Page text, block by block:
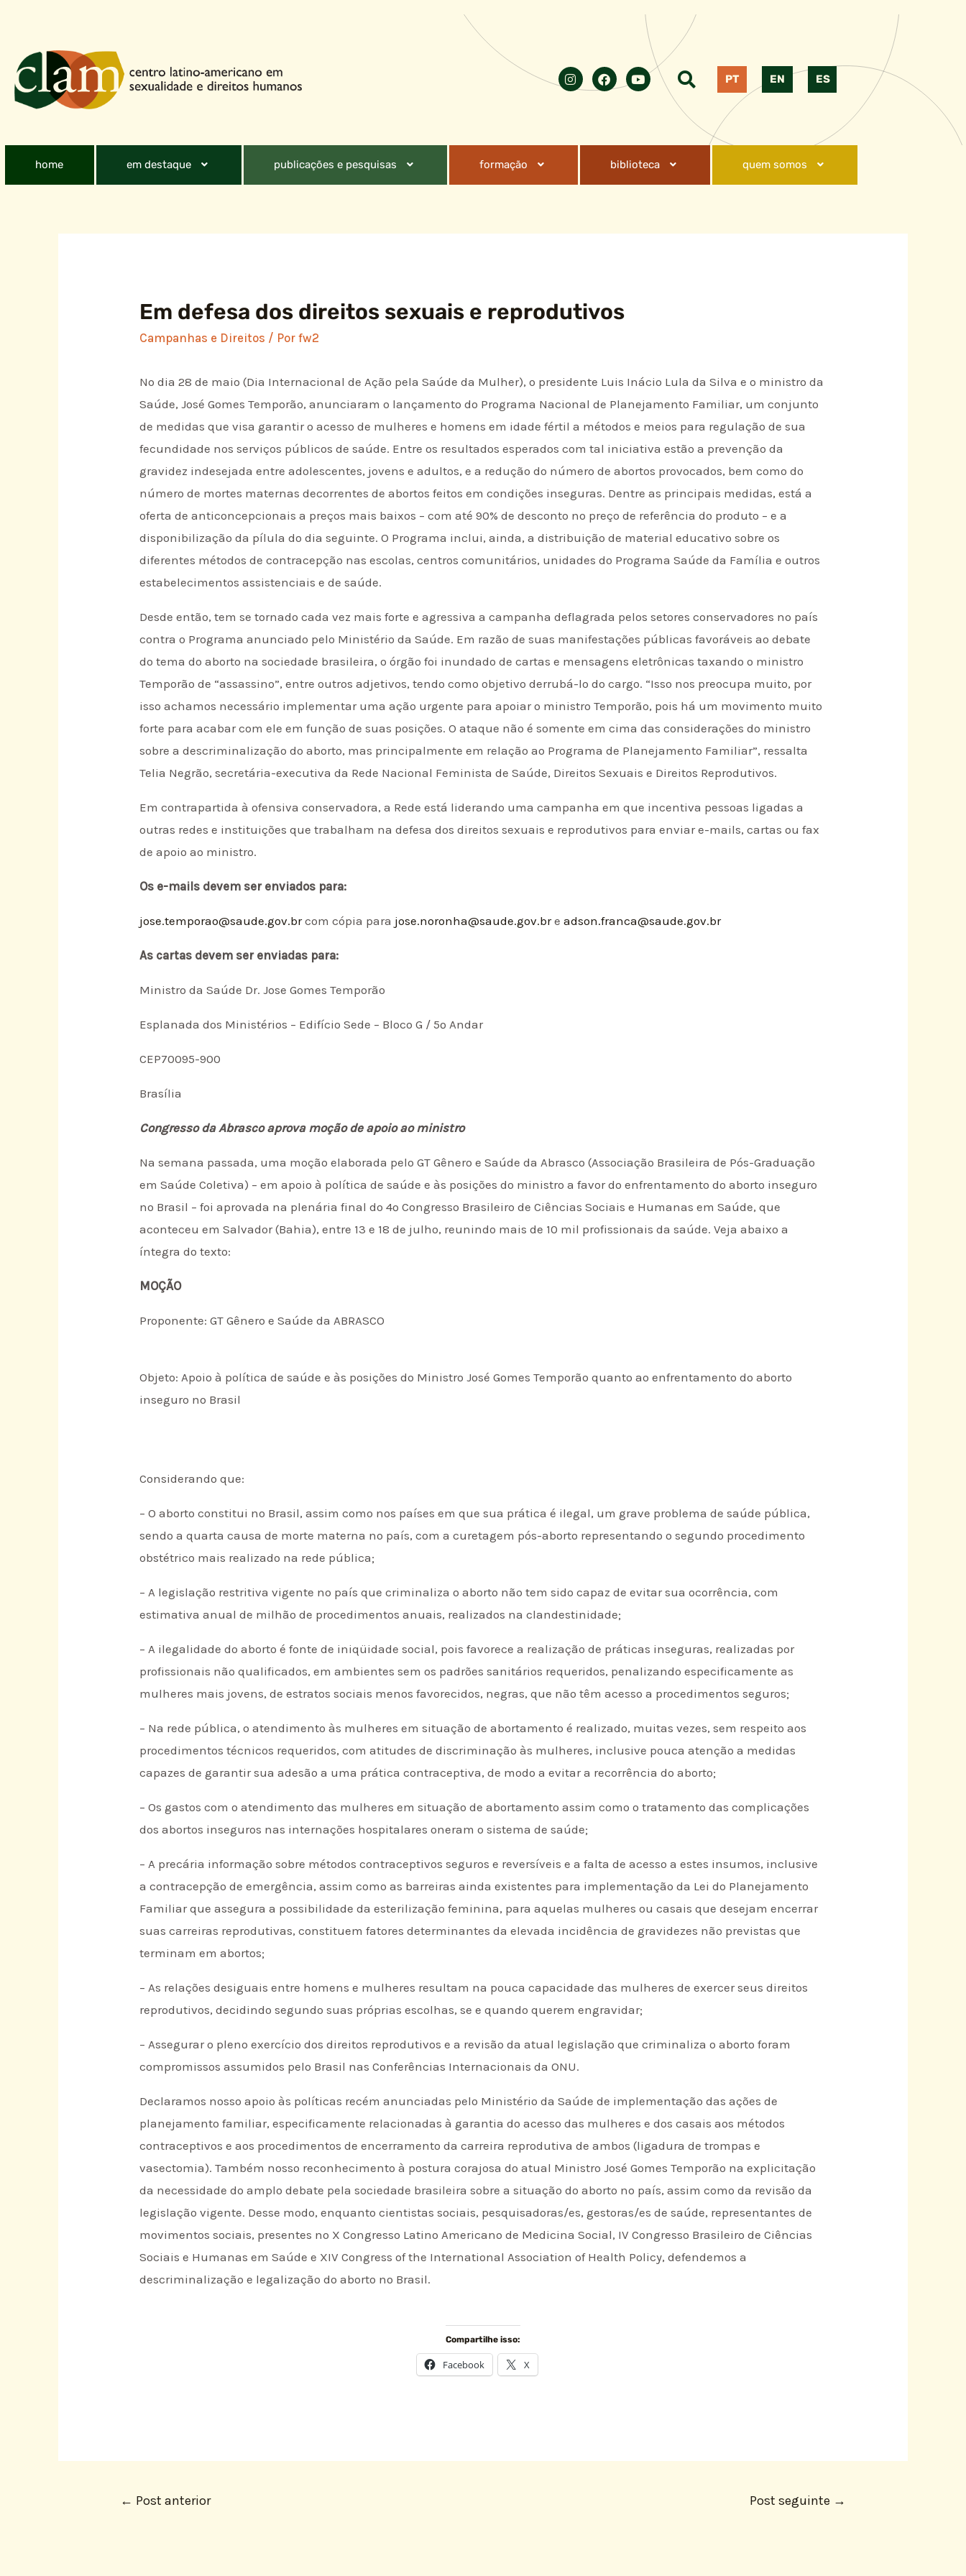
PT EN ES
home em destaque publicações e pesquisas formação biblioteca quem somos
Em defesa dos direitos sexuais e reprodutivos
Campanhas e Direitos / Porfw2
No dia 28 de maio (Dia Internacional de Ação pela Saúde da Mulher), o presidente Luis Inácio Lula da Silva e o ministro da
Saúde, José Gomes Temporão, anunciaram o lançamento do Programa Nacional de Planejamento Familiar, um conjunto
de medidas que visa garantir o acesso de mulheres e homens em idade fértil a métodos e meios para regulação de sua
fecundidade nos serviços públicos de saúde. Entre os resultados esperados com tal iniciativa estão a prevenção da
gravidez indesejada entre adolescentes, jovens e adultos, e a redução do número de abortos provocados, bem como do
número de mortes maternas decorrentes de abortos feitos em condições inseguras. Dentre as principais medidas, está a
oferta de anticoncepcionais a preços mais baixos – com até 90% de desconto no preço de referência do produto – e a
disponibilização da pílula do dia seguinte. O Programa inclui, ainda, a distribuição de material educativo sobre os
diferentes métodos de contracepção nas escolas, centros comunitários, unidades do Programa Saúde da Família e outros
estabelecimentos assistenciais e de saúde.
Desde então, tem se tornado cada vez mais forte e agressiva a campanha deflagrada pelos setores conservadores no país
contra o Programa anunciado pelo Ministério da Saúde. Em razão de suas manifestações públicas favoráveis ao debate
do tema do aborto na sociedade brasileira, o órgão foi inundado de cartas e mensagens eletrônicas taxando o ministro
Temporão de “assassino”, entre outros adjetivos, tendo como objetivo derrubá-lo do cargo. “Isso nos preocupa muito, por
isso achamos necessário implementar uma ação urgente para apoiar o ministro Temporão, pois há um movimento muito
forte para acabar com ele em função de suas posições. O ataque não é somente em cima das considerações do ministro
sobre a descriminalização do aborto, mas principalmente em relação ao Programa de Planejamento Familiar”, ressalta
Telia Negrão, secretária-executiva da Rede Nacional Feminista de Saúde, Direitos Sexuais e Direitos Reprodutivos.
Em contrapartida à ofensiva conservadora, a Rede está liderando uma campanha em que incentiva pessoas ligadas a
outras redes e instituições que trabalham na defesa dos direitos sexuais e reprodutivos para enviar e-mails, cartas ou fax
de apoio ao ministro.
Os e-mails devem ser enviados para:
jose.temporao@saude.gov.brcom cópia para jose.noronha@saude.gov.breadson.franca@saude.gov.br
As cartas devem ser enviadas para:
Ministro da Saúde Dr. Jose Gomes Temporão
Esplanada dos Ministérios – Edifício Sede – Bloco G / 5º Andar
CEP70095-900
Brasília
Congresso da Abrasco aprova moção de apoio ao ministro
Na semana passada, uma moção elaborada pelo GT Gênero e Saúde da Abrasco (Associação Brasileira de Pós-Graduação
em Saúde Coletiva) – em apoio à política de saúde e às posições do ministro a favor do enfrentamento do aborto inseguro
no Brasil – foi aprovada na plenária final do 4º Congresso Brasileiro de Ciências Sociais e Humanas em Saúde, que
aconteceu em Salvador (Bahia), entre 13 e 18 de julho, reunindo mais de 10 mil profissionais da saúde. Veja abaixo a
íntegra do texto:
MOÇÃO
Proponente: GT Gênero e Saúde da ABRASCO
Objeto: Apoio à política de saúde e às posições do Ministro José Gomes Temporão quanto ao enfrentamento do aborto
inseguro no Brasil
Considerando que:
– O aborto constitui no Brasil, assim como nos países em que sua prática é ilegal, um grave problema de saúde pública,
sendo a quarta causa de morte materna no país, com a curetagem pós-aborto representando o segundo procedimento
obstétrico mais realizado na rede pública;
– A legislação restritiva vigente no país que criminaliza o aborto não tem sido capaz de evitar sua ocorrência, com
estimativa anual de milhão de procedimentos anuais, realizados na clandestinidade;
– A ilegalidade do aborto é fonte de iniqüidade social, pois favorece a realização de práticas inseguras, realizadas por
profissionais não qualificados, em ambientes sem os padrões sanitários requeridos, penalizando especificamente as
mulheres mais jovens, de estratos sociais menos favorecidos, negras, que não têm acesso a procedimentos seguros;
– Na rede pública, o atendimento às mulheres em situação de abortamento é realizado, muitas vezes, sem respeito aos
procedimentos técnicos requeridos, com atitudes de discriminação às mulheres, inclusive pouca atenção a medidas
capazes de garantir sua adesão a uma prática contraceptiva, de modo a evitar a recorrência do aborto;
– Os gastos com o atendimento das mulheres em situação de abortamento assim como o tratamento das complicações
dos abortos inseguros nas internações hospitalares oneram o sistema de saúde;
– A precária informação sobre métodos contraceptivos seguros e reversíveis e a falta de acesso a estes insumos, inclusive
a contracepção de emergência, assim como as barreiras ainda existentes para implementação da Lei do Planejamento
Familiar que assegura a possibilidade da esterilização feminina, para aquelas mulheres ou casais que desejam encerrar
suas carreiras reprodutivas, constituem fatores determinantes da elevada incidência de gravidezes não previstas que
terminam em abortos;
– As relações desiguais entre homens e mulheres resultam na pouca capacidade das mulheres de exercer seus direitos
reprodutivos, decidindo segundo suas próprias escolhas, se e quando querem engravidar;
– Assegurar o pleno exercício dos direitos reprodutivos e a revisão da atual legislação que criminaliza o aborto foram
compromissos assumidos pelo Brasil nas Conferências Internacionais da ONU.
Declaramos nosso apoio às políticas recém anunciadas pelo Ministério da Saúde de implementação das ações de
planejamento familiar, especificamente relacionadas à garantia do acesso das mulheres e dos casais aos métodos
contraceptivos e aos procedimentos de encerramento da carreira reprodutiva de ambos (ligadura de trompas e
vasectomia). Também nosso reconhecimento à postura corajosa do atual Ministro José Gomes Temporão na explicitação
da necessidade do amplo debate pela sociedade brasileira sobre a situação do aborto no país, assim como da revisão da
legislação vigente. Desse modo, enquanto cientistas sociais, pesquisadoras/es, gestoras/es de saúde, representantes de
movimentos sociais, presentes no X Congresso Latino Americano de Medicina Social, IV Congresso Brasileiro de Ciências
Sociais e Humanas em Saúde e XIV Congress of the International Association of Health Policy, defendemos a
descriminalização e legalização do aborto no Brasil.
Compartilhe isso:
Facebook X
← Post anterior Post seguinte →